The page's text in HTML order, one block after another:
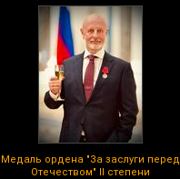
Медаль ордена "За заслуги перед
Отечеством" II степени